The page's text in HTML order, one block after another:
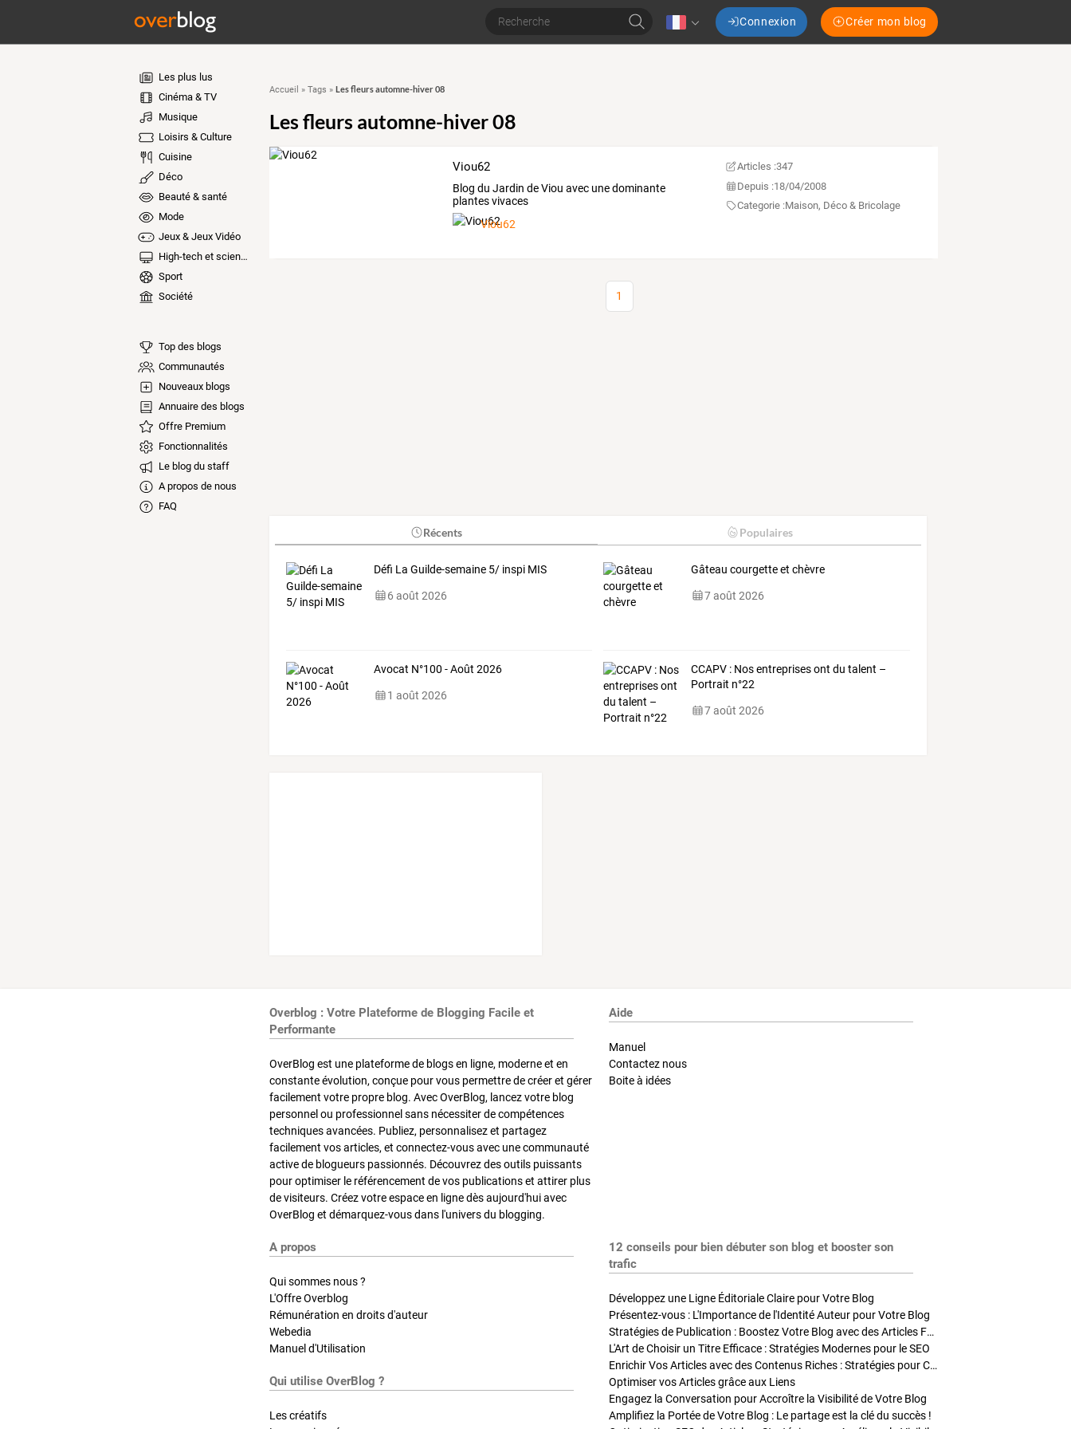
Connexion Créer mon blog
Les plus lus
Cinéma & TV
Musique
Loisirs & Culture
Cuisine
Déco
Beauté & santé
Mode
Jeux & Jeux Vidéo
High-tech et sciences
Sport
Société
Top des blogs
Communautés
Nouveaux blogs
Annuaire des blogs
Offre Premium
Fonctionnalités
Le blog du staff
A propos de nous
FAQ
Accueil » Tags » Les fleurs automne-hiver 08
Les fleurs automne-hiver 08
Viou62
Blog du Jardin de Viou avec une dominante
plantes vivaces
Viou62
Articles :347
Depuis :18/04/2008
Categorie :Maison, Déco & Bricolage
1
Récents Populaires
Défi La Guilde-semaine 5/ inspi MIS
6 août 2026
Gâteau courgette et chèvre
7 août 2026
Avocat N°100 - Août 2026
1 août 2026
CCAPV : Nos entreprises ont du talent –
Portrait n°22
7 août 2026
Overblog : Votre Plateforme de Blogging Facile et
Performante
OverBlog est une plateforme de blogs en ligne, moderne et en
constante évolution, conçue pour vous permettre de créer et gérer
facilement votre propre blog. Avec OverBlog, lancez votre blog
personnel ou professionnel sans nécessiter de compétences
techniques avancées. Publiez, personnalisez et partagez
facilement vos articles, et connectez-vous avec une communauté
active de blogueurs passionnés. Découvrez des outils puissants
pour optimiser le référencement de vos publications et attirer plus
de visiteurs. Créez votre espace en ligne dès aujourd'hui avec
OverBlog et démarquez-vous dans l'univers du blogging.
Aide
Manuel
Contactez nous
Boite à idées
A propos
Qui sommes nous ?
L'Offre Overblog
Rémunération en droits d'auteur
Webedia
Manuel d'Utilisation
Qui utilise OverBlog ?
Les créatifs
12 conseils pour bien débuter son blog et booster son
trafic
Développez une Ligne Éditoriale Claire pour Votre Blog
Présentez-vous : L'Importance de l'Identité Auteur pour Votre Blog
Stratégies de Publication : Boostez Votre Blog avec des Articles Fréquents et Exclusifs
L'Art de Choisir un Titre Efficace : Stratégies Modernes pour le SEO
Enrichir Vos Articles avec des Contenus Riches : Stratégies pour Captiver et Optimiser
Optimiser vos Articles grâce aux Liens
Engagez la Conversation pour Accroître la Visibilité de Votre Blog
Amplifiez la Portée de Votre Blog : Le partage est la clé du succès !